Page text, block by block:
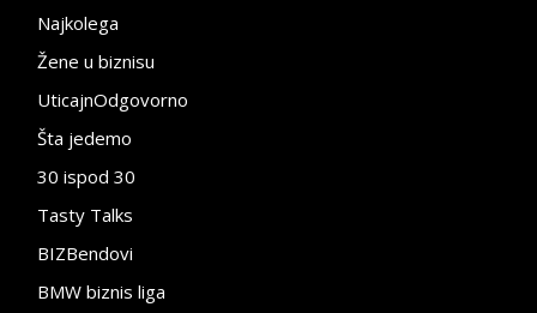
Najkolega
Žene u biznisu
UticajnOdgovorno
Šta jedemo
30 ispod 30
Tasty Talks
BIZBendovi
BMW biznis liga